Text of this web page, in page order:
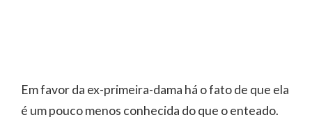
Em favor da ex-primeira-dama há o fato de que ela
é um pouco menos conhecida do que o enteado.